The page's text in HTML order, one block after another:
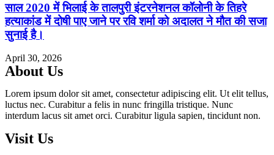
साल 2020 में भिलाई के तालपुरी इंटरनेशनल कॉलोनी के तिहरे
हत्याकांड में दोषी पाए जाने पर रवि शर्मा को अदालत ने मौत की सजा
सुनाई है।
April 30, 2026
About Us
Lorem ipsum dolor sit amet, consectetur adipiscing elit. Ut elit tellus,
luctus nec. Curabitur a felis in nunc fringilla tristique. Nunc
interdum lacus sit amet orci. Curabitur ligula sapien, tincidunt non.
Visit Us